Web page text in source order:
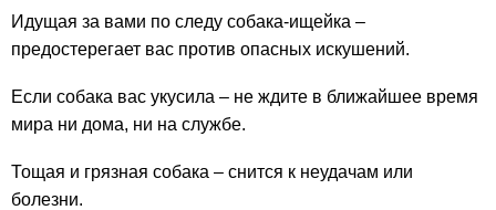
Идущая за вами по следу собака-ищейка –
предостерегает вас против опасных искушений.
Если собака вас укусила – не ждите в ближайшее время
мира ни дома, ни на службе.
Тощая и грязная собака – снится к неудачам или
болезни.